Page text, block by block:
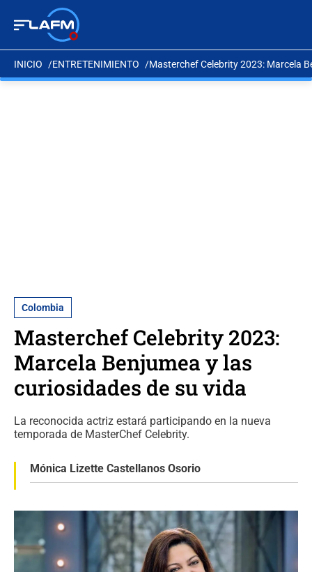
INICIO ENTRETENIMIENTO Masterchef Celebrity 2023: Marcela
Colombia
Masterchef Celebrity 2023:
Marcela Benjumea y las
curiosidades de su vida
La reconocida actriz estará participando en la nueva
temporada de MasterChef Celebrity.
Mónica Lizette Castellanos Osorio